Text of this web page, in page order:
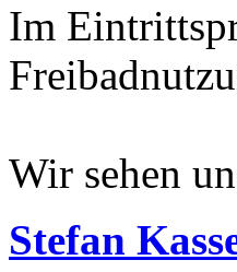
Im
Wir sehen
Stefan